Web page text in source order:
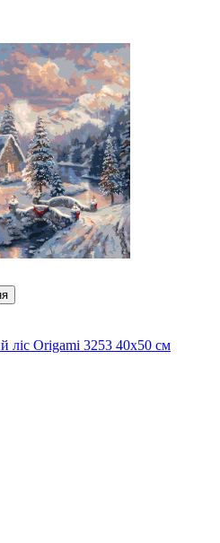
ліс Origami 3253 40x50 см